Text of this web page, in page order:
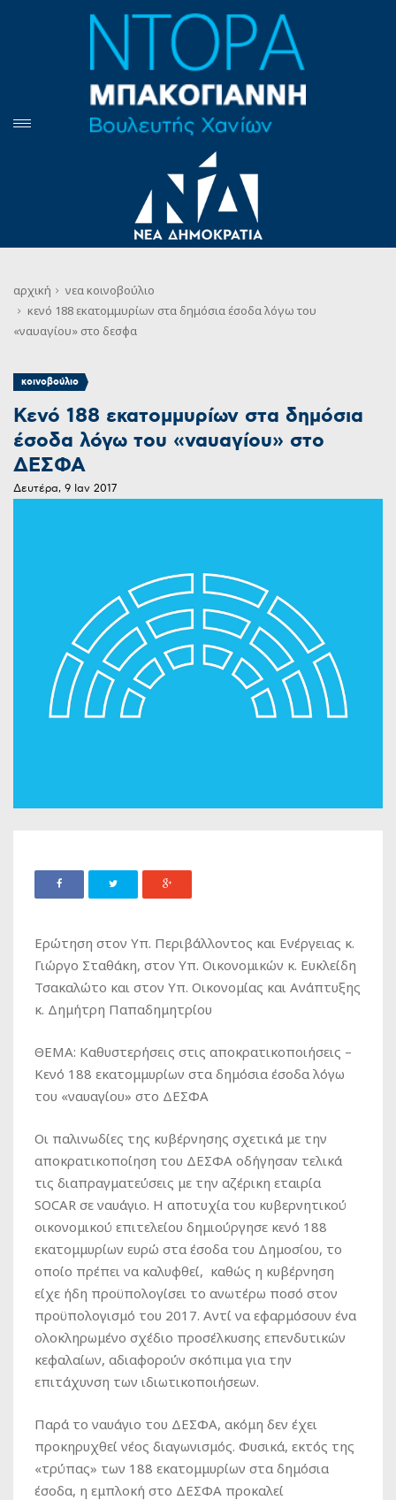
αρχική νεα κοινοβούλιο
κενό 188 εκατομμυρίων στα δημόσια έσοδα λόγω του
«ναυαγίου» στο δεσφα
κοινοβούλιο
Κενό 188 εκατομμυρίων στα δημόσια
έσοδα λόγω του «ναυαγίου» στο
ΔΕΣΦΑ
Δευτέρα, 9 Ιαν 2017
Ερώτηση στον Υπ. Περιβάλλοντος και Ενέργειας κ.
Γιώργο Σταθάκη, στον Υπ. Οικονομικών κ. Ευκλείδη
Τσακαλώτο και στον Υπ. Οικονομίας και Ανάπτυξης
κ. Δημήτρη Παπαδημητρίου
ΘΕΜΑ: Καθυστερήσεις στις αποκρατικοποιήσεις –
Κενό 188 εκατομμυρίων στα δημόσια έσοδα λόγω
του «ναυαγίου» στο ΔΕΣΦΑ
Οι παλινωδίες της κυβέρνησης σχετικά με την
αποκρατικοποίηση του ΔΕΣΦΑ οδήγησαν τελικά
τις διαπραγματεύσεις με την αζέρικη εταιρία
SOCAR σε ναυάγιο. Η αποτυχία του κυβερνητικού
οικονομικού επιτελείου δημιούργησε κενό 188
εκατομμυρίων ευρώ στα έσοδα του Δημοσίου, το
οποίο πρέπει να καλυφθεί, καθώς η κυβέρνηση
είχε ήδη προϋπολογίσει το ανωτέρω ποσό στον
προϋπολογισμό του 2017. Αντί να εφαρμόσουν ένα
ολοκληρωμένο σχέδιο προσέλκυσης επενδυτικών
κεφαλαίων, αδιαφορούν σκόπιμα για την
επιτάχυνση των ιδιωτικοποιήσεων.
Παρά το ναυάγιο του ΔΕΣΦΑ, ακόμη δεν έχει
προκηρυχθεί νέος διαγωνισμός. Φυσικά, εκτός της
«τρύπας» των 188 εκατομμυρίων στα δημόσια
έσοδα, η εμπλοκή στο ΔΕΣΦΑ προκαλεί